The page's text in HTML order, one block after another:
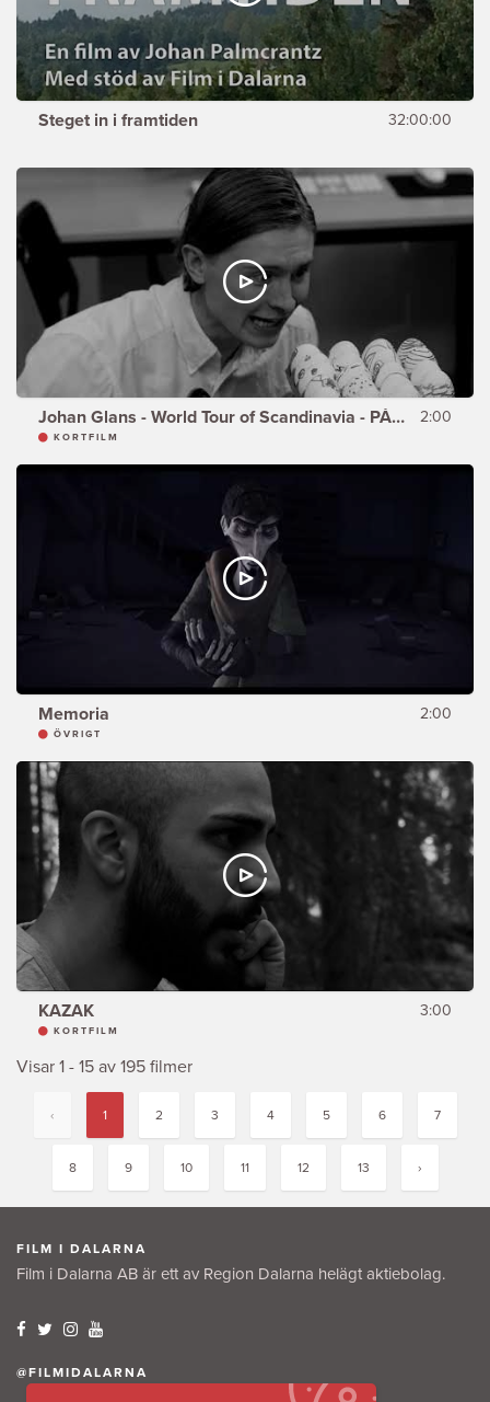
Steget in i framtiden 32:00:00
Johan Glans - World Tour of Scandinavia - PÅSKEN 2:00
KORTFILM
Memoria 2:00
ÖVRIGT
KAZAK 3:00
KORTFILM
Visar 1 - 15 av 195 filmer
‹ 1 2 3 4 5 6 7
8 9 10 11 12 13 ›
FILM I DALARNA
Film i Dalarna AB är ett av Region Dalarna helägt aktiebolag.
@FILMIDALARNA